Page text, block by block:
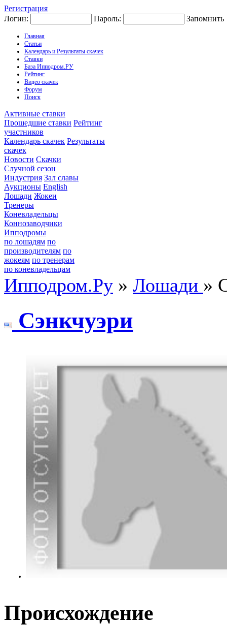
Регистрация
Логин:
Пароль: Запомнить
Главная
Статьи
Календарь и Результаты скачек
Ставки
База Ипподром.РУ
Рейтинг
Видео скачек
Форум
Поиск
Активные ставки
Прошедшие ставки Рейтинг
участников
Календарь скачек Результаты
скачек
Новости Скачки
Случной сезон
Индустрия Зал славы
Аукционы English
Лошади Жокеи
Тренеры
Коневладельцы
Коннозаводчики
Ипподромы
по лошадям по
производителям по
жокеям по тренерам
по коневладельцам
Ипподром.Ру » Лошади »
Cэнкчуэpи
Происхождение